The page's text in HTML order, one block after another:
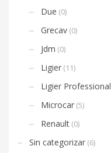
Due (0)
Grecav (0)
Jdm (0)
Ligier (11)
Ligier Professional
Microcar (5)
Renault (0)
Sin categorizar (6)